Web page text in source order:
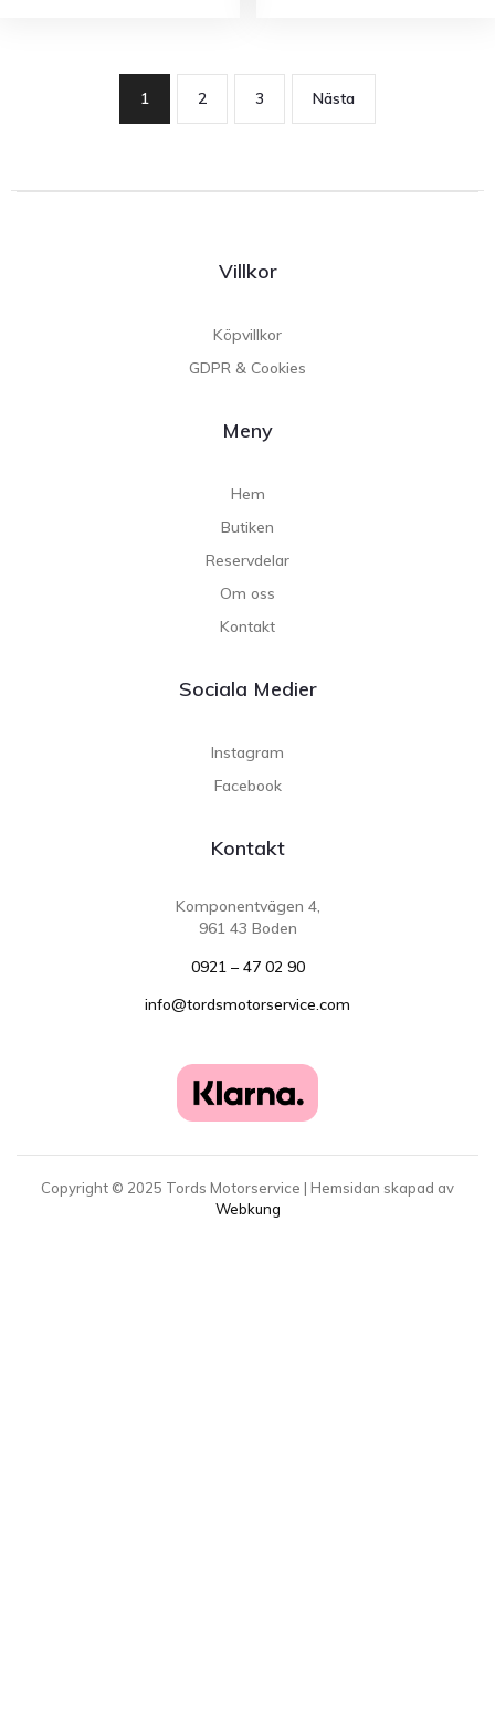
1 2 3 Nästa
Villkor
Köpvillkor
GDPR & Cookies
Meny
Hem
Butiken
Reservdelar
Om oss
Kontakt
Sociala Medier
Instagram
Facebook
Kontakt
Komponentvägen 4,
961 43 Boden
0921 – 47 02 90
info@tordsmotorservice.com
Copyright © 2025 Tords Motorservice | Hemsidan skapad av
Webkung